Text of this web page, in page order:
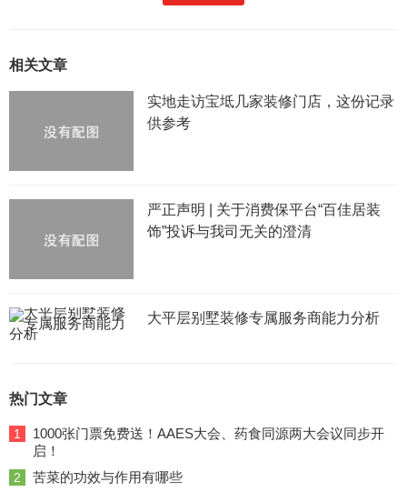
相关文章
实地走访宝坻几家装修门店，这份记录
供参考
严正声明 | 关于消费保平台“百佳居装
饰”投诉与我司无关的澄清
大平层别墅装修专属服务商能力分析
热门文章
1
1000张门票免费送！AAES大会、药食同源两大会议同步开
启！
2 苦菜的功效与作用有哪些